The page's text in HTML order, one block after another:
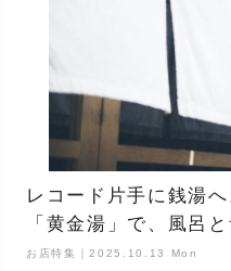
レコード片手に銭湯
「黄金湯」で、風呂
お店特集｜2025.10.13 Mon